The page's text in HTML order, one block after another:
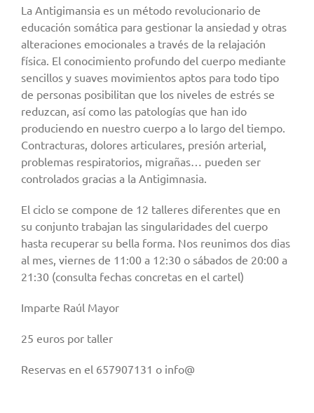
La Antigimansia es un método revolucionario de
educación somática para gestionar la ansiedad y otras
alteraciones emocionales a través de la relajación
física. El conocimiento profundo del cuerpo mediante
sencillos y suaves movimientos aptos para todo tipo
de personas posibilitan que los niveles de estrés se
reduzcan, así como las patologías que han ido
produciendo en nuestro cuerpo a lo largo del tiempo.
Contracturas, dolores articulares, presión arterial,
problemas respiratorios, migrañas… pueden ser
controlados gracias a la Antigimnasia.
El ciclo se compone de 12 talleres diferentes que en
su conjunto trabajan las singularidades del cuerpo
hasta recuperar su bella forma. Nos reunimos dos dias
al mes, viernes de 11:00 a 12:30 o sábados de 20:00 a
21:30 (consulta fechas concretas en el cartel)
Imparte Raúl Mayor
25 euros por taller
Reservas en el 657907131 o info@